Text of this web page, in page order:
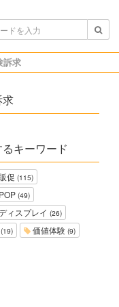
ップ
訴求
求
キーワード
促 (115)
(49)
ィスプレイ (26)
(19) 価値体験 (9)